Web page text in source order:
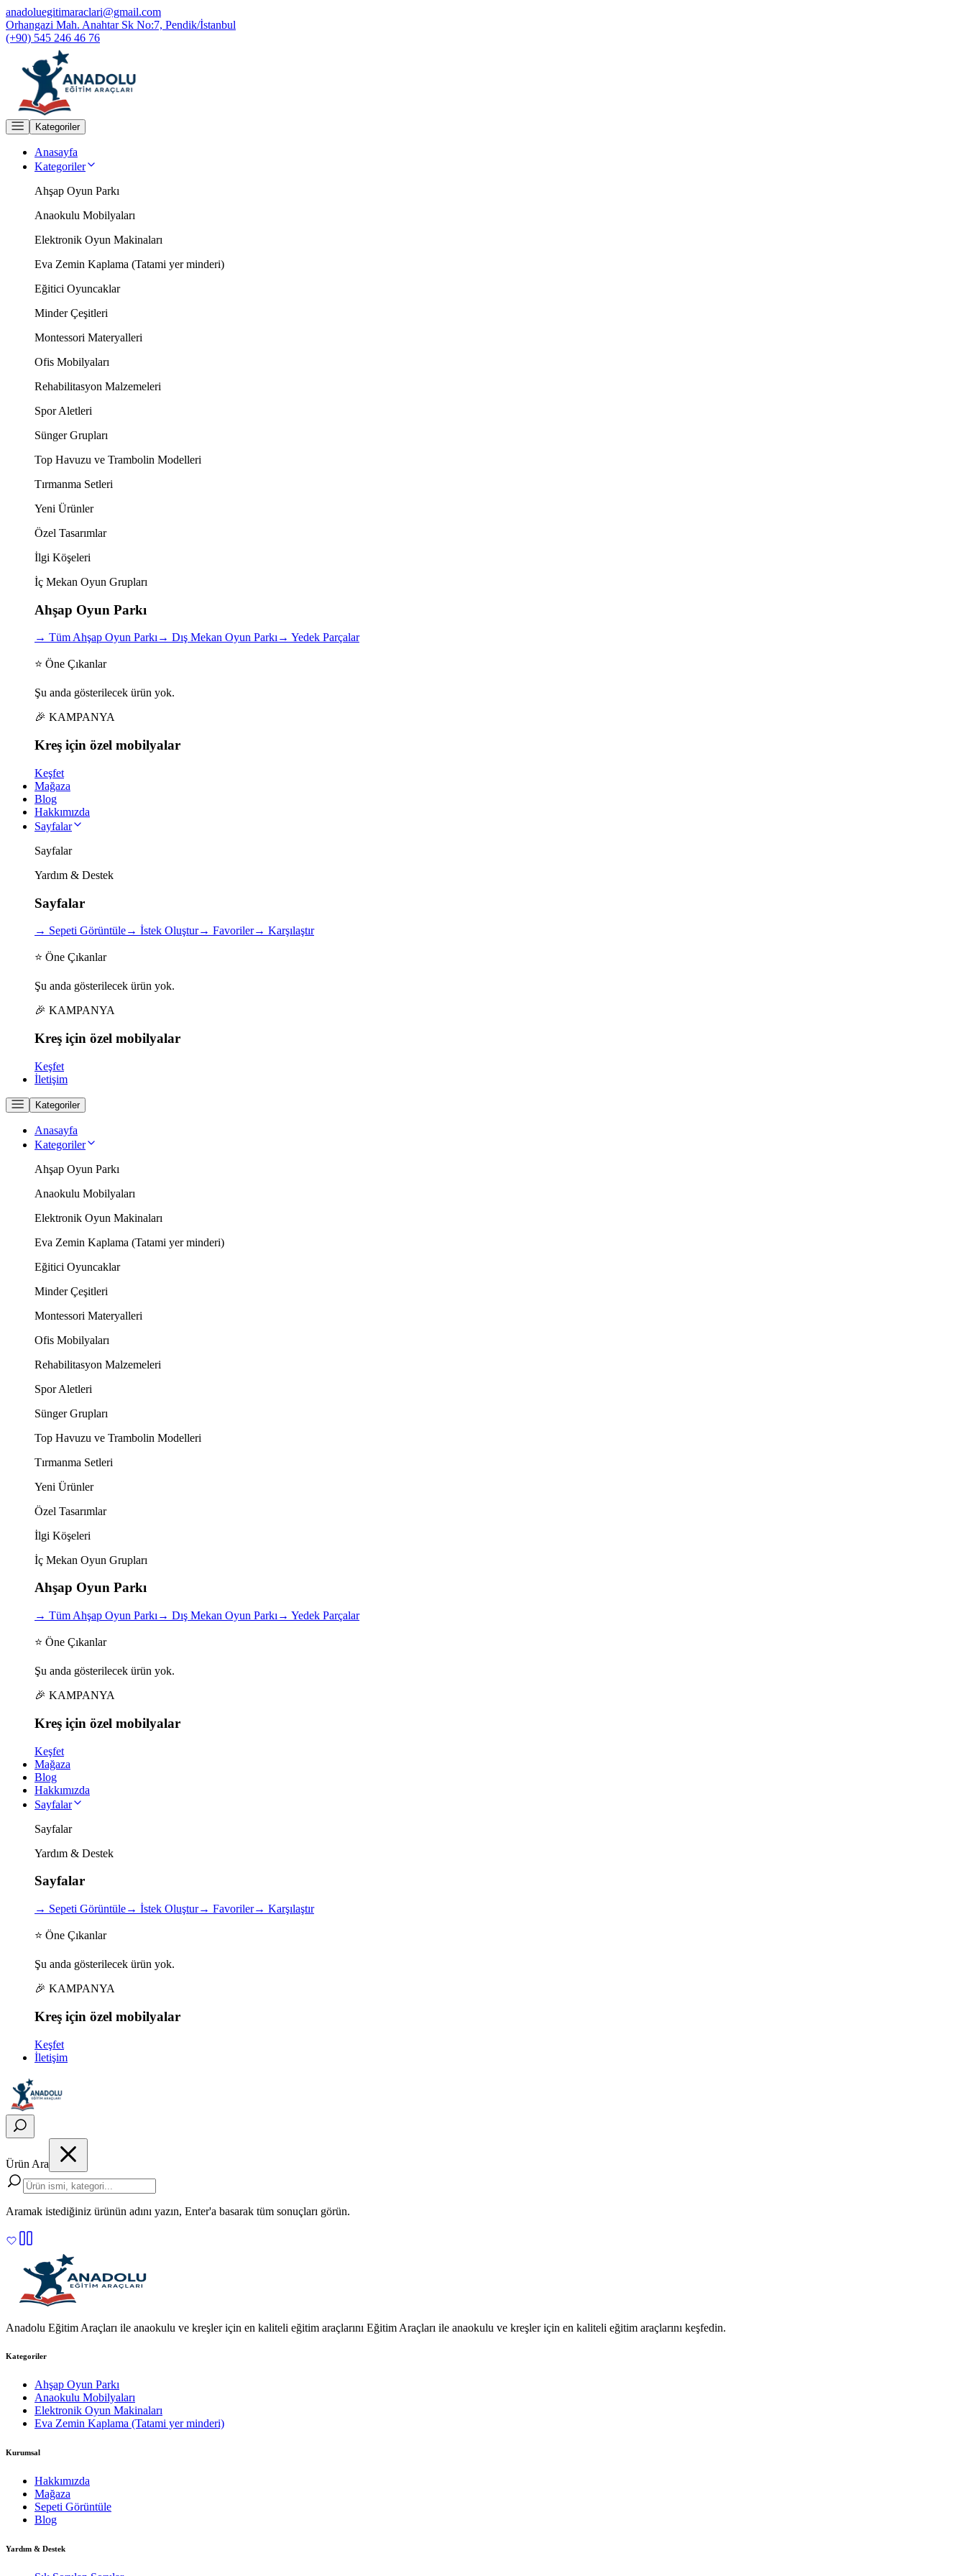
anadoluegitimaraclari@gmail.com
Orhangazi Mah. Anahtar Sk No:7, Pendik/İstanbul
(+90) 545 246 46 76
Kategoriler
Anasayfa
Kategoriler
Ahşap Oyun Parkı
Anaokulu Mobilyaları
Elektronik Oyun Makinaları
Eva Zemin Kaplama (Tatami yer minderi)
Eğitici Oyuncaklar
Minder Çeşitleri
Montessori Materyalleri
Ofis Mobilyaları
Rehabilitasyon Malzemeleri
Spor Aletleri
Sünger Grupları
Top Havuzu ve Trambolin Modelleri
Tırmanma Setleri
Yeni Ürünler
Özel Tasarımlar
İlgi Köşeleri
İç Mekan Oyun Grupları
Ahşap Oyun Parkı
→ Tüm Ahşap Oyun Parkı→ Dış Mekan Oyun Parkı→ Yedek Parçalar
⭐ Öne Çıkanlar
Şu anda gösterilecek ürün yok.
🎉 KAMPANYA
Kreş için özel mobilyalar
Keşfet
Mağaza
Blog
Hakkımızda
Sayfalar
Sayfalar
Yardım & Destek
Sayfalar
→ Sepeti Görüntüle→ İstek Oluştur→ Favoriler→ Karşılaştır
⭐ Öne Çıkanlar
Şu anda gösterilecek ürün yok.
🎉 KAMPANYA
Kreş için özel mobilyalar
Keşfet
İletişim
Kategoriler
Anasayfa
Kategoriler
Ahşap Oyun Parkı
Anaokulu Mobilyaları
Elektronik Oyun Makinaları
Eva Zemin Kaplama (Tatami yer minderi)
Eğitici Oyuncaklar
Minder Çeşitleri
Montessori Materyalleri
Ofis Mobilyaları
Rehabilitasyon Malzemeleri
Spor Aletleri
Sünger Grupları
Top Havuzu ve Trambolin Modelleri
Tırmanma Setleri
Yeni Ürünler
Özel Tasarımlar
İlgi Köşeleri
İç Mekan Oyun Grupları
Ahşap Oyun Parkı
→ Tüm Ahşap Oyun Parkı → Dış Mekan Oyun Parkı → Yedek Parçalar
⭐ Öne Çıkanlar
Şu anda gösterilecek ürün yok.
🎉 KAMPANYA
Kreş için özel mobilyalar
Keşfet
Mağaza
Blog
Hakkımızda
Sayfalar
Sayfalar
Yardım & Destek
Sayfalar
→ Sepeti Görüntüle→ İstek Oluştur→ Favoriler→ Karşılaştır
⭐ Öne Çıkanlar
Şu anda gösterilecek ürün yok.
🎉 KAMPANYA
Kreş için özel mobilyalar
Keşfet
İletişim
Ürün Ara
Aramak istediğiniz ürünün adını yazın, Enter'a basarak tüm sonuçları görün.
Anadolu Eğitim Araçları ile anaokulu ve kreşler için en kaliteli eğitim araçlarını Eğitim Araçları ile anaokulu ve kreşler için en kaliteli eğitim araçlarını keşfedin.
Kategoriler
Ahşap Oyun Parkı
Anaokulu Mobilyaları
Elektronik Oyun Makinaları
Eva Zemin Kaplama (Tatami yer minderi)
Kurumsal
Hakkımızda
Mağaza
Sepeti Görüntüle
Blog
Yardım & Destek